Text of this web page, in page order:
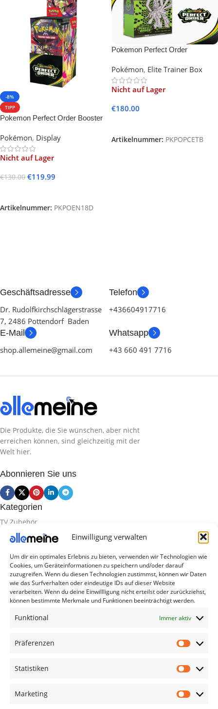
Einwilligung verwalten
Um dir ein optimales Erlebnis zu bieten, verwenden wir Technologien wie
Cookies, um Geräteinformationen zu speichern und/oder darauf
zuzugreifen. Wenn du diesen Technologien zustimmst, können wir Daten
wie das Surfverhalten oder eindeutige IDs auf dieser Website
verarbeiten. Wenn du deine Einwillligung nicht erteilst oder zurückziehst,
können bestimmte Merkmale und Funktionen beeinträchtigt werden.
Funktional Immer aktiv
Präferenzen
Statistiken
Marketing
-8%
TIPP
Pokemon Perfect Order Booster
Pokémon, Display
Nicht auf Lager
€130.00 €119.99
Artikelnummer: PKPOEN18D
Pokemon Perfect Order
Box (English)
Pokémon, Elite Trainer Box
Nicht auf Lager
€180.00
Artikelnummer: PKPOPCETB
Geschäftsadresse
Dr. Rudolfkirchschlägerstrasse
7, 2486 Pottendorf Baden
Telefon
+436604917716
E-Mail
shop.allemeine@gmail.com
Whatsapp
+43 660 491 7716
Die Produkte, die Sie wünschen, aber nicht
erreichen können, sind gleichzeitig mit der
Welt hier.
Abonnieren Sie uns
Kategorien
TV Zubehör
Smartwatch Zubehör
Handy Zubehör
Airpod Zubehör
Gamingsachen
Useful Links
Aktionen
Lieferung & Rückgabe